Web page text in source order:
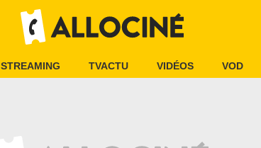
STREAMING TVACTU VIDÉOS VOD